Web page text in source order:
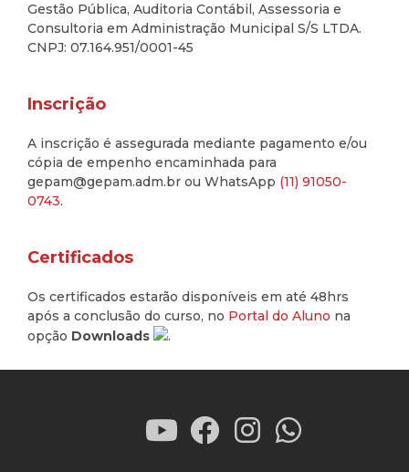
Gestão Pública, Auditoria Contábil, Assessoria e
Consultoria em Administração Municipal S/S LTDA.
CNPJ: 07.164.951/0001-45
Inscrição
A inscrição é assegurada mediante pagamento e/ou
cópia de empenho encaminhada para
gepam@gepam.adm.br ou WhatsApp (11) 91050-
0743.
Certificados
Os certificados estarão disponíveis em até 48hrs
após a conclusão do curso, no Portal do Aluno na
opção Downloads .